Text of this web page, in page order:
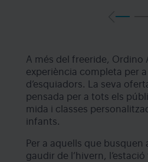
A més del freeride, Ordino
experiència completa per
d’esquiadors. La seva
pensada per a tots els
mida i classes
infants.
Per a aquells que busquen
gaudir de l’hivern,